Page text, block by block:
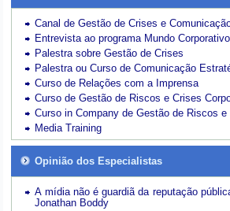
Canal de Gestão de Crises e
Entrevista ao programa Mundo
Palestra sobre Gestão de Crises
Palestra ou Curso de Comunicação
Curso de Relações com a Imprensa
Curso de Gestão de Riscos e Crises
Curso in Company de Gestão de Riscos
Media Training
Opinião dos Especialistas
A mídia não é guardiã da reputação
Jonathan Boddy